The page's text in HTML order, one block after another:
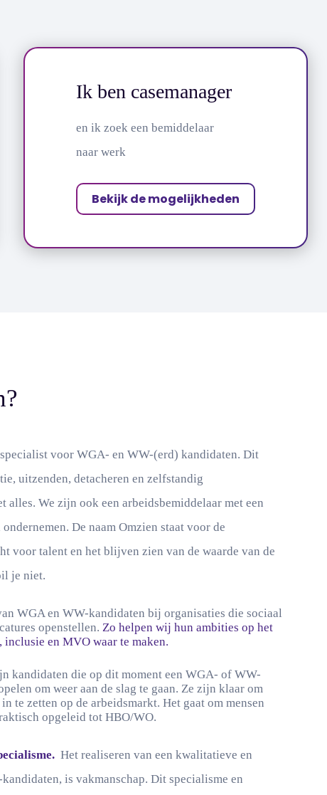
Ik ben casemanager
en ik zoek een bemiddelaar
naar werk
Bekijk de mogelijkheden
voor WGA- en WW-(erd) kandidaten. Dit
uitzenden, detacheren en zelfstandig
alles. We zijn ook een arbeidsbemiddelaar met een
De naam Omzien staat voor de
voor talent en het blijven zien van de waarde van de
je niet.
WGA en WW-kandidaten bij organisaties die sociaal
openstellen. Zo helpen wij hun ambities op het
inclusie en MVO waar te maken.
kandidaten die op dit moment een WGA- of WW-
om weer aan de slag te gaan. Ze zijn klaar om
te zetten op de arbeidsmarkt. Het gaat om mensen
opgeleid tot HBO/WO.
Het realiseren van een kwalitatieve en
is vakmanschap. Dit specialisme en